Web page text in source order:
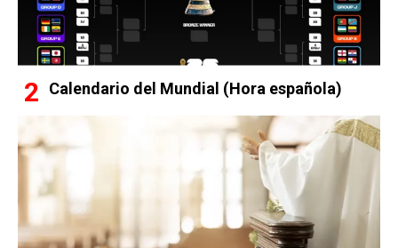
Calendario del Mundial (Hora española)